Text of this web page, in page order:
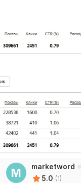
M
marketword
5.0 (1)